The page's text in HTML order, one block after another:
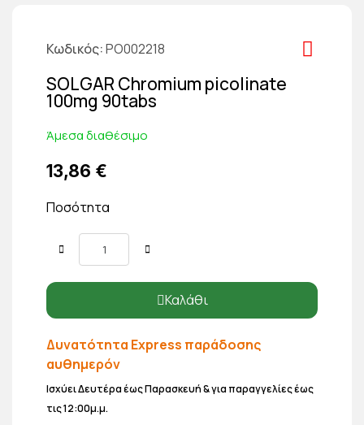
Κωδικός PO002218
SOLGAR Chromium picolinate
100mg 90tabs
Άμεσα διαθέσιμο
13,86 €
Ποσότητα
Καλάθι
Δυνατότητα Express παράδοσης
αυθημερόν
Ισχύει Δευτέρα έως Παρασκευή & για παραγγελίες έως
τις 12:00μ.μ.